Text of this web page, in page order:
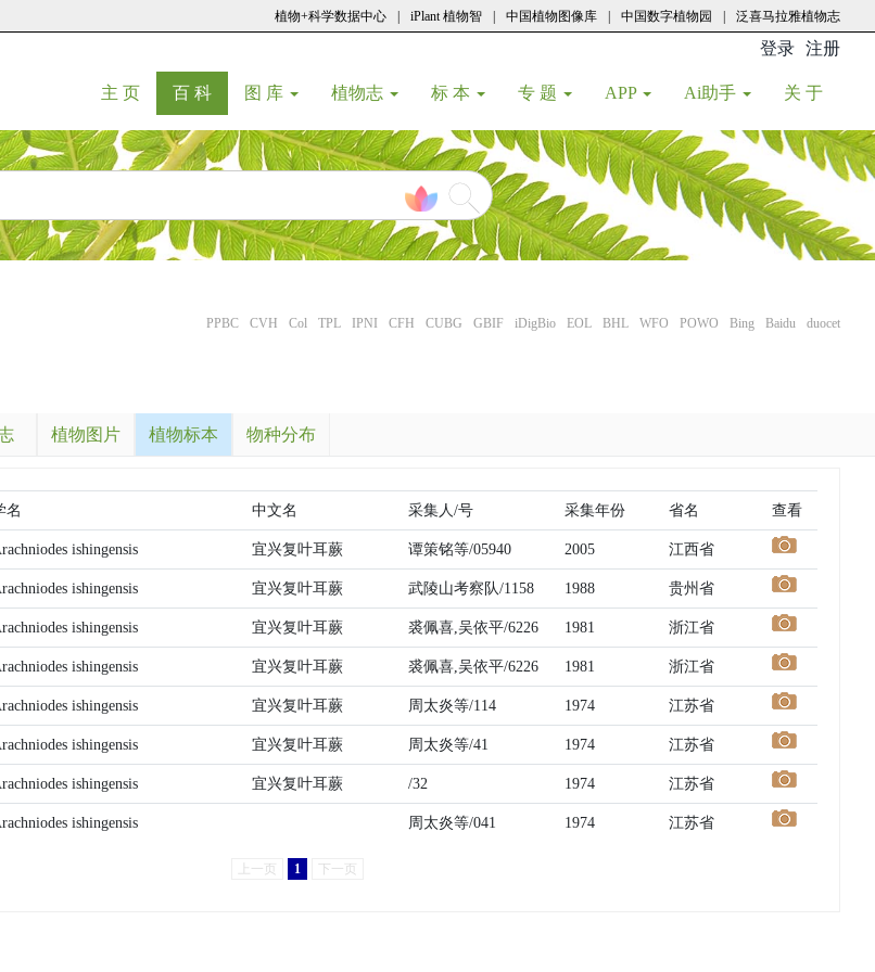
植物+科学数据中心 iPlant 植物智 中国植物图像库 中国数字植物园 泛喜马拉雅植物志
登录 注册
主 页(current)
百 科(current)
图 库 植物志 标 本 专 题 APP Ai助手 关 于
PPBC CVH Col TPL IPNI CFH CUBG GBIF iDigBio EOL BHL WFO POWO Bing Baidu duocet
植物图片 植物标本 物种分布
名 中文名 采集人/号 采集年份 省名 查看
ishingensis 宜兴复叶耳蕨 谭策铭等/05940 2005 江西省
ishingensis 宜兴复叶耳蕨 武陵山考察队/1158 1988 贵州省
ishingensis 宜兴复叶耳蕨 裘佩喜,吴依平/6226 1981 浙江省
ishingensis 宜兴复叶耳蕨 裘佩喜,吴依平/6226 1981 浙江省
ishingensis 宜兴复叶耳蕨 周太炎等/114 1974 江苏省
ishingensis 宜兴复叶耳蕨 周太炎等/41 1974 江苏省
ishingensis 宜兴复叶耳蕨 /32 1974 江苏省
ishingensis 周太炎等/041 1974 江苏省
上一页 1 下一页